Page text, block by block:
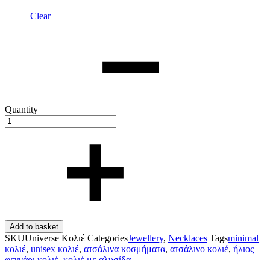
Clear
Quantity
Add to basket
SKUUniverse Κολιέ CategoriesJewellery, Necklaces Tagsminimal
κολιέ, unisex κολιέ, ατσάλινα κοσμήματα, ατσάλινο κολιέ, ήλιος